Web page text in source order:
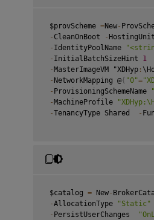
$provScheme =New-
- CleanOnBoot -
- IdentityPoolName
- InitialBatchSizeHint 1
-MasterImageVM "XDHyp :
- NetworkMapping @{ "0"=
- ProvisioningSchemeName
-MachineProfile
-TenancyType Shared -
$catalog = New-
-AllocationType
"Static"
- PersistUserChanges